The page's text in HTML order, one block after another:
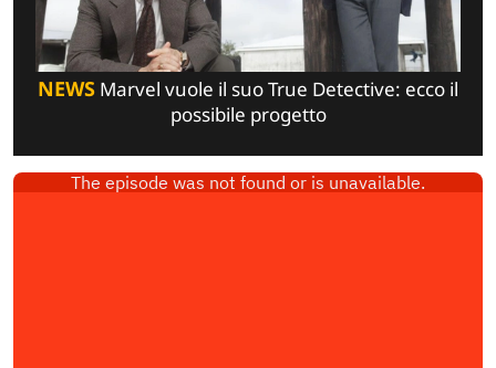
NEWS Marvel vuole il suo True Detective: ecco il
possibile progetto